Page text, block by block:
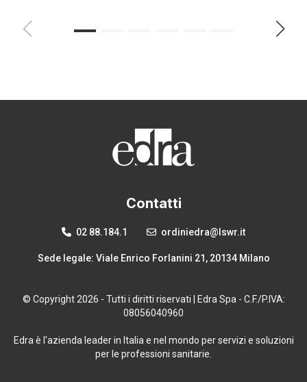
Contatti
02 88.184.1 ordiniedra@lswr.it
Sede legale: Viale Enrico Forlanini 21, 20134 Milano
© Copyright 2026 - Tutti i diritti riservati | Edra Spa - C.F./P.IVA:
08056040960
Edra è l'azienda leader in Italia e nel mondo per servizi e soluzioni
per le professioni sanitarie.